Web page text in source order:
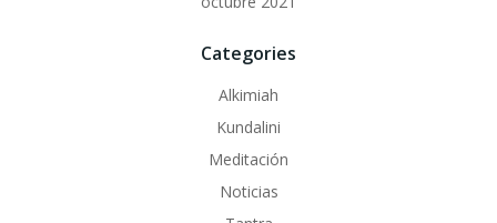
Categories
Alkimiah
Kundalini
Meditación
Noticias